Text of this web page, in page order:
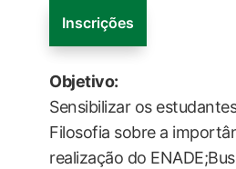
Inscrições
Objetivo:
Sensibilizar os
Filosofia sobre a
realização do